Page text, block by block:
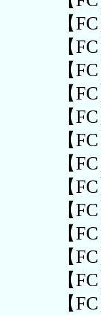
【
【
【
【
【
【
【
【
【
【
【
【
【